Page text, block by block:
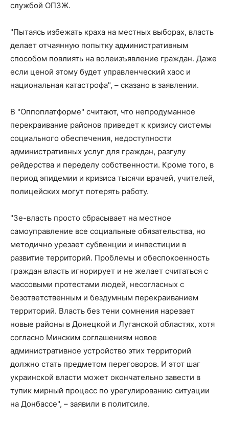
службой ОПЗЖ.
"Пытаясь избежать краха на местных выборах, власть
делает отчаянную попытку административным
способом повлиять на волеизъявление граждан. Даже
если ценой этому будет управленческий хаос и
национальная катастрофа", – сказано в заявлении.
В "Оппоплатформе" считают, что непродуманное
перекраивание районов приведет к кризису системы
социального обеспечения, недоступности
административных услуг для граждан, разгулу
рейдерства и переделу собственности. Кроме того, в
период эпидемии и кризиса тысячи врачей, учителей,
полицейских могут потерять работу.
"Зе-власть просто сбрасывает на местное
самоуправление все социальные обязательства, но
методично урезает субвенции и инвестиции в
развитие территорий. Проблемы и обеспокоенность
граждан власть игнорирует и не желает считаться с
массовыми протестами людей, несогласных с
безответственным и бездумным перекраиванием
территорий. Власть без тени сомнения нарезает
новые районы в Донецкой и Луганской областях, хотя
согласно Минским соглашениям новое
административное устройство этих территорий
должно стать предметом переговоров. И этот шаг
украинской власти может окончательно завести в
тупик мирный процесс по урегулированию ситуации
на Донбассе", – заявили в политсиле.